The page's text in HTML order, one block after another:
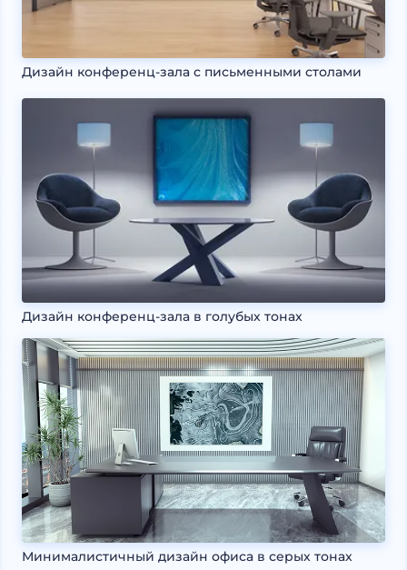
Дизайн конференц-зала с письменными столами
Дизайн конференц-зала в голубых тонах
Минималистичный дизайн офиса в серых тонах